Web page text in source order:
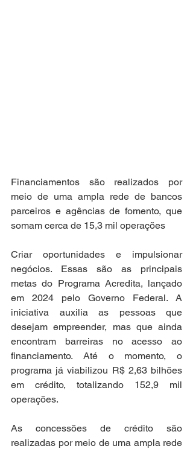
Financiamentos são realizados por
meio de uma ampla rede de bancos
parceiros e agências de fomento, que
somam cerca de 15,3 mil operações
Criar oportunidades e impulsionar
negócios. Essas são as principais
metas do Programa Acredita, lançado
em 2024 pelo Governo Federal. A
iniciativa auxilia as pessoas que
desejam empreender, mas que ainda
encontram barreiras no acesso ao
financiamento. Até o momento, o
programa já viabilizou R$ 2,63 bilhões
em crédito, totalizando 152,9 mil
operações.
As concessões de crédito são
realizadas por meio de uma ampla rede